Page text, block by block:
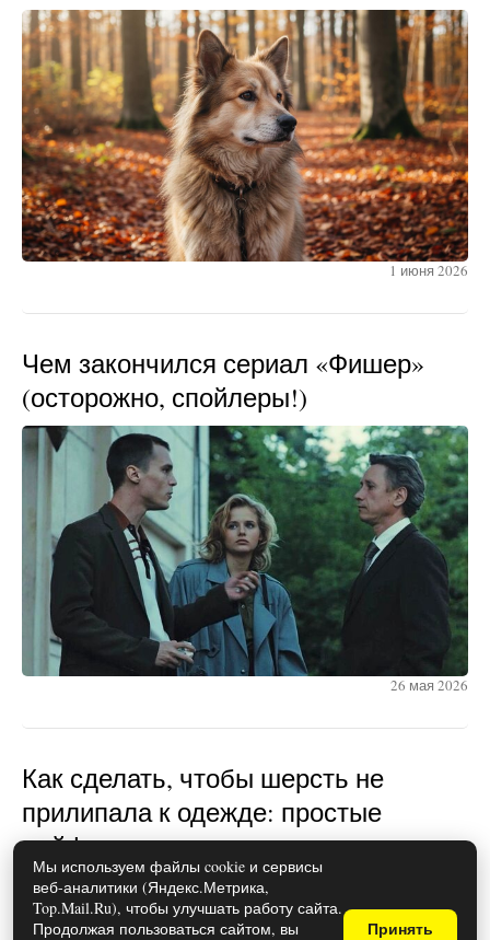
1 июня 2026
Чем закончился сериал «Фишер»
(осторожно, спойлеры!)
26 мая 2026
Как сделать, чтобы шерсть не
прилипала к одежде: простые
лайфхаки
Мы используем файлы cookie и сервисы
веб-аналитики (Яндекс.Метрика,
Top.Mail.Ru), чтобы улучшать работу сайта.
Продолжая пользоваться сайтом, вы
Принять